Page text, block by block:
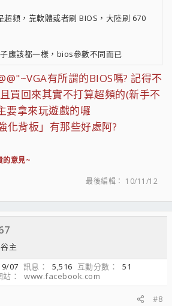
超頻，靠軟體或者刷 BIOS，大陸刷 670
應該都一樣，bios參數不同而已
有所謂的BIOS嗎? 記得不
買回來其實不打算超頻的(新手不
要拿來玩遊戲的囉
化背板」有那些好處阿?
的意見~
最後編輯： 10/11/12
主
07 訊息 5,516 互動分數
51
站
www.facebook.com
#8